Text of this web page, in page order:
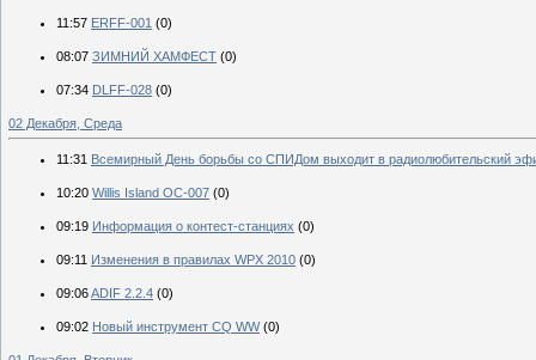
11:57 ERFF-001 (0)
08:07 ЗИМНИЙ ХАМФЕСТ (0)
07:34 DLFF-028 (0)
02 Декабря, Среда
11:31 Всемирный День борьбы со СПИДом выходит в радиолюбительский
10:20 Willis Island OC-007 (0)
09:19 Информация о контест-станциях (0)
09:11 Изменения в правилах WPX 2010 (0)
09:06ADIF 2.2.4 (0)
09:02 Новый инструмент CQ WW (0)